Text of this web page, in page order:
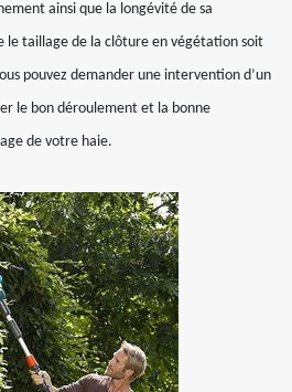
ainsi que la longévité de sa
le taillage de la clôture en végétation soit
pouvez demander une intervention d’un
le bon déroulement et la bonne
de votre haie.